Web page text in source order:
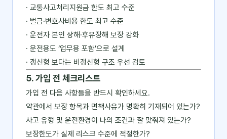
· 교통사고처리지원금 한도 최고 수준
· 벌금·변호사비용 한도 최고 수준
· 운전자 본인 상해·후유장해 보장 강화
· 운전용도 ‘업무용 포함’으로 설계
· 갱신형 보다는 비갱신형 구조 우선 검토
5. 가입 전 체크리스트
가입 전 다음 사항들을 반드시 확인하세요.
약관에서 보장 항목과 면책사유가 명확히 기재되어 있는가?
사고 유형 및 운전환경이 나의 조건과 잘 맞춰져 있는가?
보장한도가 실제 리스크 수준에 적절한가?